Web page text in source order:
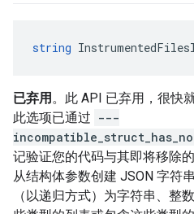
string
已弃用 。此 API 已弃用，很快
此选项已通过 ---
记验证您的代码与其即将移除的
从结构体参数创建 JSON 字符
（以递归方式）为字符串、整